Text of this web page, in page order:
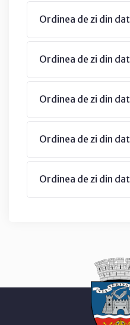
Ordinea de zi din
Ordinea de zi din
Ordinea de zi din
Ordinea de zi din
Ordinea de zi din